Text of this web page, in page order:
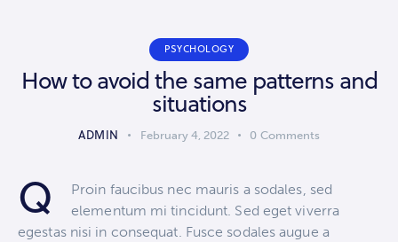
PSYCHOLOGY
How to avoid the same patterns and
situations
ADMIN February 4, 2022 0 Comments
Q
Proin faucibus nec mauris a sodales, sed
elementum mi tincidunt. Sed eget viverra
egestas nisi in consequat. Fusce sodales augue a